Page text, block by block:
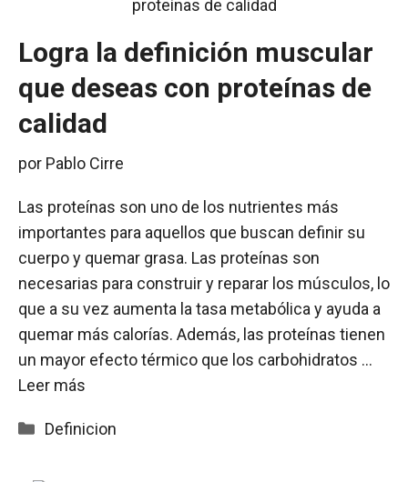
Logra la definición muscular
que deseas con proteínas de
calidad
por Pablo Cirre
Las proteínas son uno de los nutrientes más
importantes para aquellos que buscan definir su
cuerpo y quemar grasa. Las proteínas son
necesarias para construir y reparar los músculos, lo
que a su vez aumenta la tasa metabólica y ayuda a
quemar más calorías. Además, las proteínas tienen
un mayor efecto térmico que los carbohidratos …
Leer más
Categorías
Definicion